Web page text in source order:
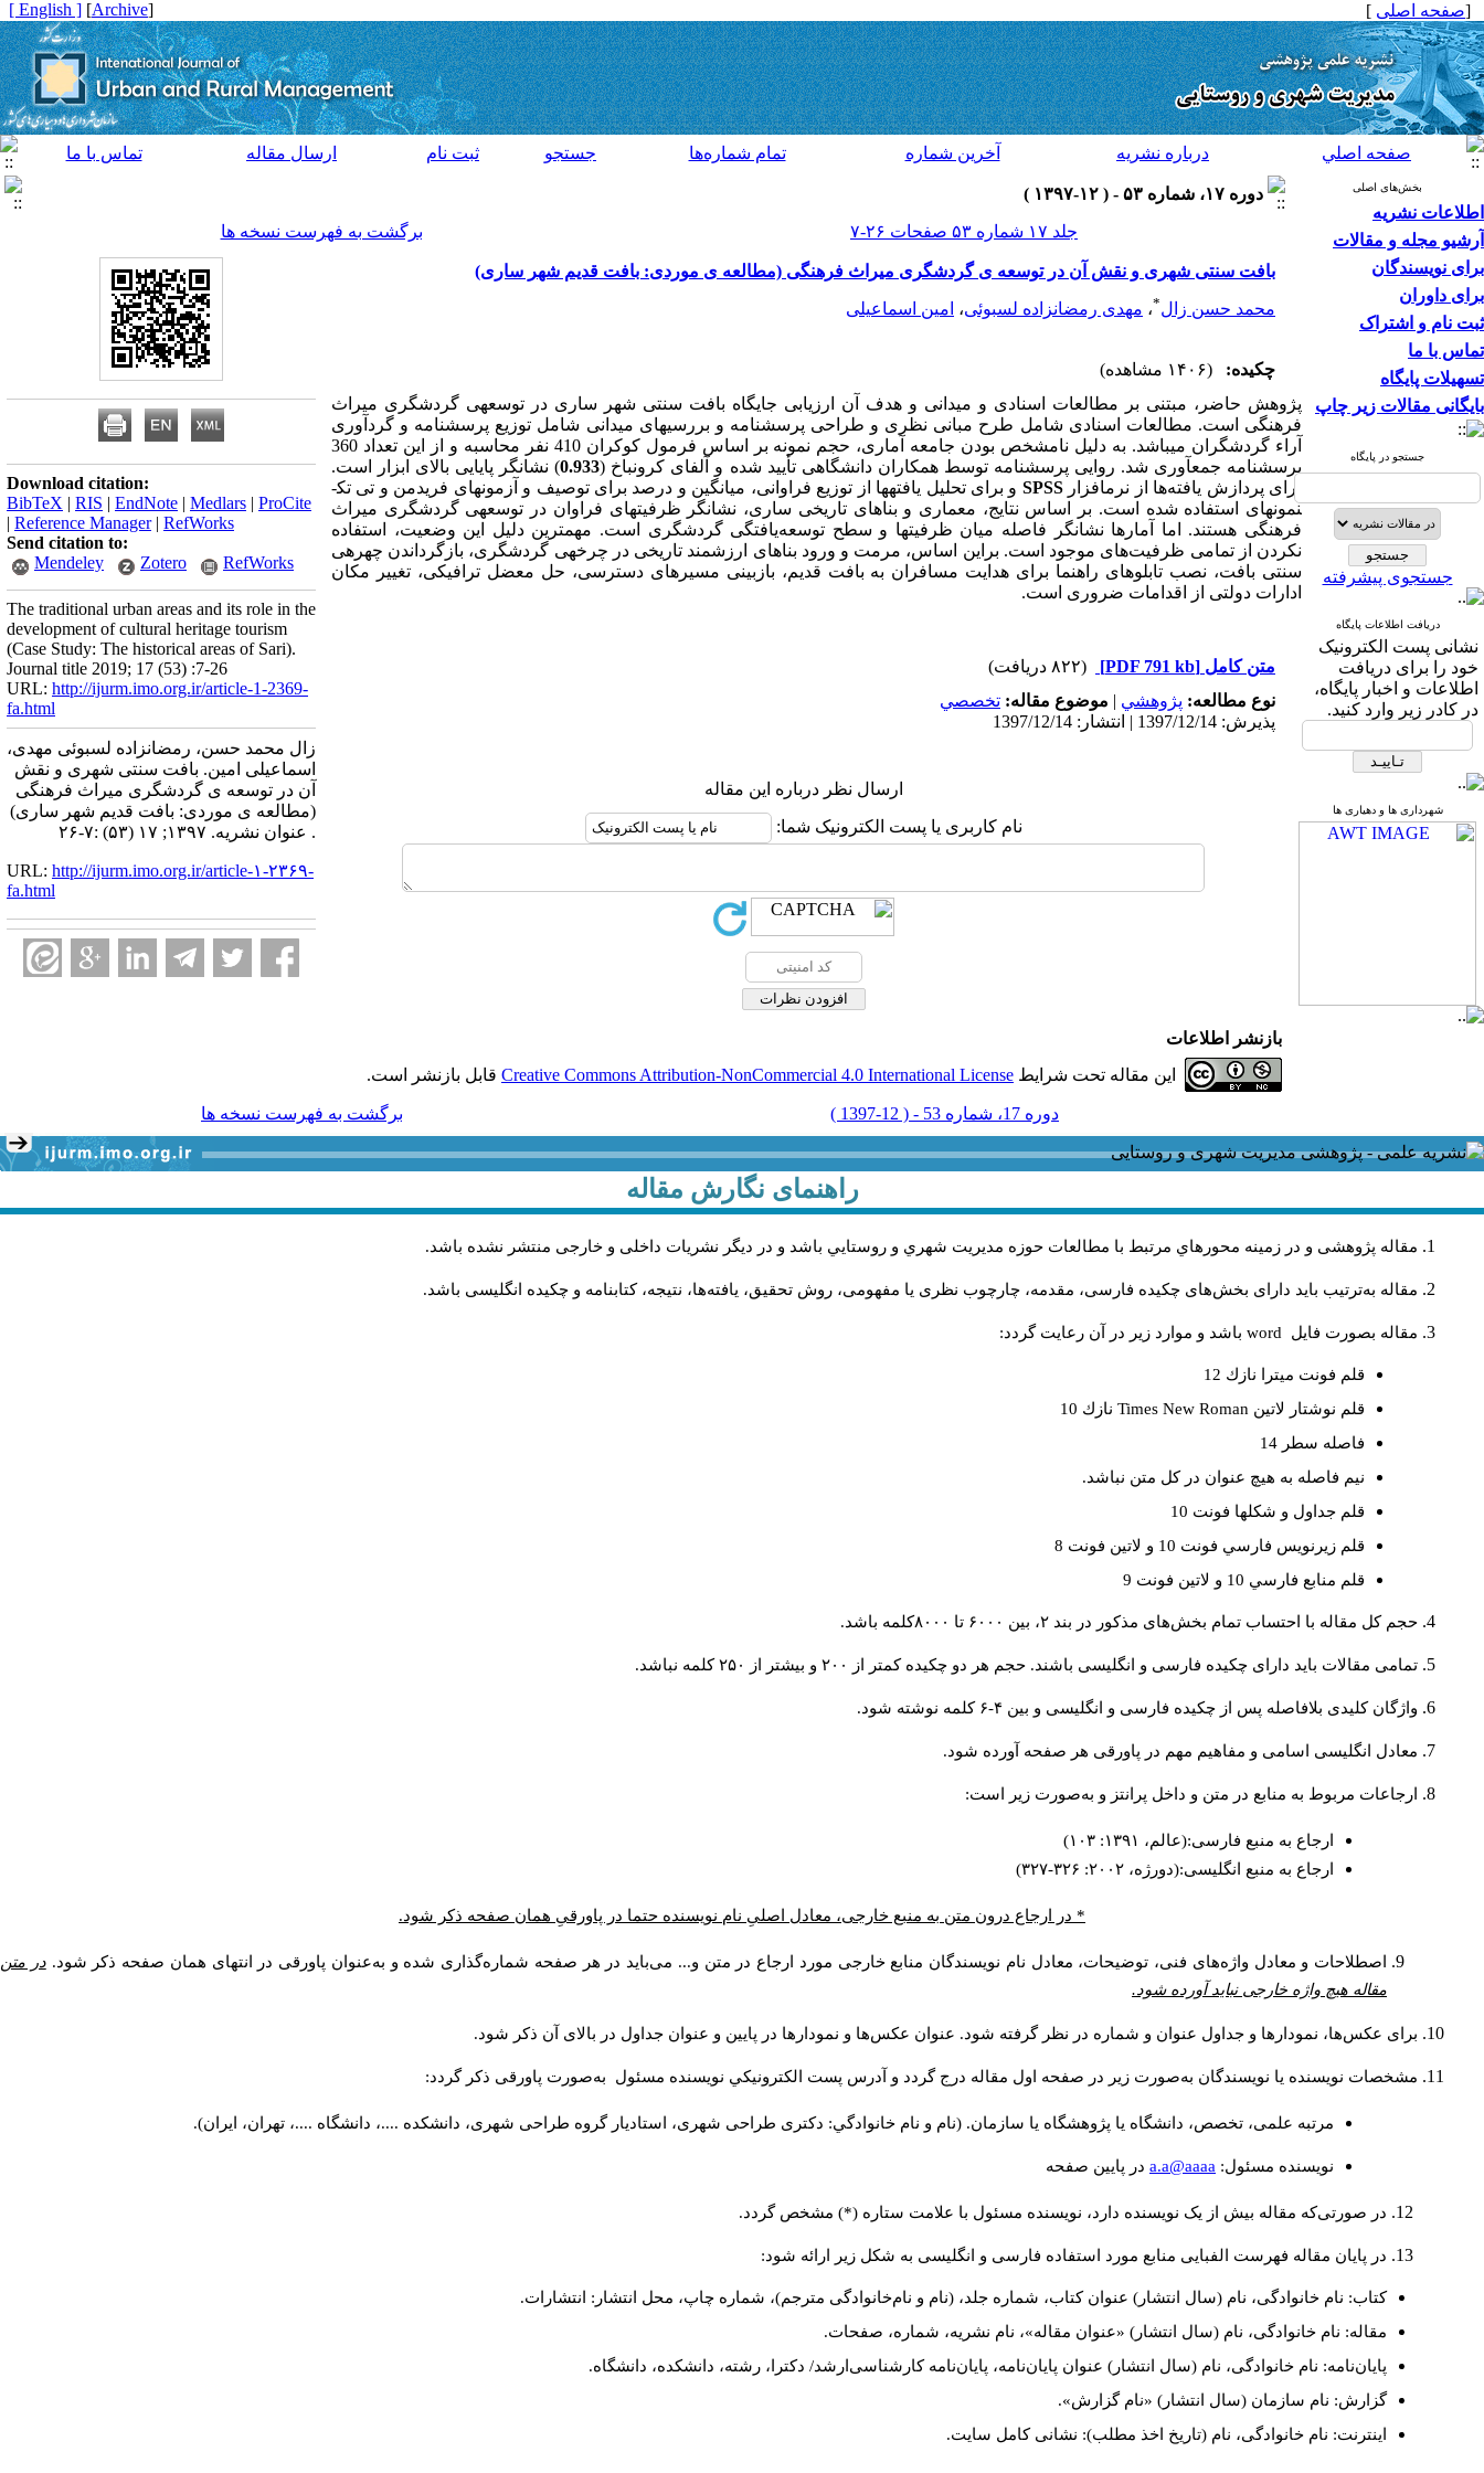
[صفحه اصلی ]
[
Archive
]
[ English ]
صفحه اصلي درباره نشريه آخرين شماره تمام شماره‌ها جستجو ثبت نام ارسال مقاله تماس با ما
بخش‌های اصلی
اطلاعات نشریه
آرشیو مجله و مقالات
برای نویسندگان
برای داوران
ثبت نام و اشتراک
تماس با ما
تسهیلات پایگاه
بایگانی مقالات زیر چاپ
جستجو در پایگاه
جستجوی پیشرفته
دریافت اطلاعات پایگاه
نشانی پست الکترونیک
خود را برای دریافت
اطلاعات و اخبار پایگاه،
در کادر زیر وارد کنید.
شهرداری ها و دهیاری ها
دوره ۱۷، شماره ۵۳ - ( ۱۲-۱۳۹۷ )
جلد ۱۷ شماره ۵۳ صفحات ۲۶-۷
برگشت به فهرست نسخه ها
بافت سنتی شهری و نقش آن در توسعه ی گردشگری میراث فرهنگی (مطالعه ی موردی: بافت قدیم شهر ساری)
محمد حسن زال*، مهدی رمضانزاده لسبوئی، امین اسماعیلی
چکیده:
(۱۴۰۶ مشاهده)
پژوهش حاضر، مبتنی بر مطالعات اسنادی و میدانی و هدف آن ارزیابی جایگاه بافت سنتی شهر ساری در توسعه­ی گردشگری میراث
فرهنگی است. مطالعات اسنادی شامل طرح مبانی نظری و طراحی پرسشنامه و بررسی­های میدانی شامل توزیع پرسشنامه و گردآوری
آراء گردشگران می­باشد. به دلیل نامشخص بودن جامعه آماری، حجم نمونه بر اساس فرمول کوکران 410 نفر محاسبه و از این تعداد 360
پرسشنامه جمع­آوری شد. روایی پرسشنامه توسط همکاران دانشگاهی تأیید شده و آلفای کرونباخ (0.933) نشانگر پایایی بالای ابزار است.
برای پردازش یافته‌ها از نرم­افزارSPSSو برای تحلیل یافته­ها از توزیع فراوانی، میانگین و درصد برای توصیف و آزمون­های فریدمن و تی تک­
نمونه­ای استفاده شده است. بر اساس نتایج، معماری و بناهای تاریخی ساری، نشانگر ظرفیت­های فراوان در توسعه­ی گردشگری میراث
فرهنگی هستند. اما آمارها نشانگر فاصله­ میان ظرفیت­ها و سطح توسعه‌یافتگی گردشگری است. مهمترین دلیل این وضعیت، استفاده
نکردن از تمامی ظرفیت‌های موجود است. براین اساس، مرمت و ورود بناهای ارزشمند تاریخی در چرخه­ی گردشگری، بازگرداندن چهره­ی
سنتی بافت، نصب تابلوهای راهنما برای هدایت مسافران به بافت قدیم، بازبینی مسیرهای دسترسی، حل معضل ترافیکی، تغییر مکان
ادارات دولتی از اقدامات ضروری است.
متن کامل [PDF 791 kb]
(۸۲۲ دریافت)
نوع مطالعه: پژوهشي | موضوع مقاله: تخصصي
پذیرش: 1397/12/14 | انتشار: 1397/12/14
ارسال نظر درباره این مقاله
نام کاربری یا پست الکترونیک شما:
Download citation:
BibTeX | RIS | EndNote | Medlars | ProCite
| Reference Manager| RefWorks
Send citation to:
Mendeley
Zotero RefWorks
The traditional urban areas and its role in the
development of cultural heritage tourism
(Case Study: The historical areas of Sari).
Journal title 2019; 17 (53) :7-26
URL: http://ijurm.imo.org.ir/article-1-2369-
fa.html
زال محمد حسن، رمضانزاده لسبوئی مهدی،
اسماعیلی امین. بافت سنتی شهری و نقش
آن در توسعه ی گردشگری میراث فرهنگی
(مطالعه ی موردی: بافت قدیم شهر ساری)
. عنوان نشریه. ۱۳۹۷; ۱۷ (۵۳) :۷-۲۶
URL: http://ijurm.imo.org.ir/article-۱-۲۳۶۹-
fa.html
بازنشر اطلاعات
این مقاله تحت شرایط Creative Commons Attribution-NonCommercial 4.0 International License قابل بازنشر است.
دوره 17، شماره 53 - ( 12-1397 ) برگشت به فهرست نسخه ها
راهنمای نگارش مقاله
مقاله پژوهشی و در زمینه محورهاي مرتبط با مطالعات حوزه مديريت شهري و روستايي باشد و در دیگر نشریات داخلی و خارجی منتشر نشده باشد.
مقاله به‌ترتیب باید دارای بخش‌های چکیده فارسی، مقدمه، چارچوب نظری یا مفهومی، روش تحقیق، یافته‌ها، نتیجه، کتابنامه و چکیده انگلیسی باشد.
مقاله بصورت فايل word باشد و موارد زير در آن رعايت گردد:
قلم فونت ميترا نازك 12
قلم نوشتار لاتين Times New Roman نازك 10
فاصله سطر 14
نيم فاصله به هيچ عنوان در كل متن نباشد.
قلم جداول و شكلها فونت 10
قلم زيرنويس فارسي فونت 10 و لاتين فونت 8
قلم منابع فارسي 10 و لاتين فونت 9
حجم کل مقاله با احتساب تمام بخش‌های مذکور در بند ۲، بین ۶۰۰۰ تا ۸۰۰۰کلمه باشد.
تمامی مقالات باید دارای چکیده فارسی و انگلیسی باشند. حجم هر دو چکیده کمتر از ۲۰۰ و بیشتر از ۲۵۰ کلمه نباشد.
واژگان کلیدی بلافاصله پس از چکیده فارسی و انگلیسی و بین ۴-۶ کلمه نوشته شود.
معادل انگلیسی اسامی و مفاهیم مهم در پاورقی هر صفحه آورده شود.
ارجاعات مربوط به منابع در متن و داخل پرانتز و به‌صورت زیر است:
ارجاع به منبع فارسی:(عالم، ۱۳۹۱: ۱۰۳)
ارجاع به منبع انگلیسی:(دورژه، ۲۰۰۲: ۳۲۶-۳۲۷)
* در ارجاع درون متن به منبع خارجی، معادل اصلیِ نام نویسنده حتما در پاورقیِ همان صفحه ذکر شود.
اصطلاحات و معادل واژه‌های فنی، توضیحات، معادل نام نویسندگان منابع خارجی مورد ارجاع در متن و... می‌باید در هر صفحه شماره‌گذاری شده و به‌عنوان پاورقی در انتهای همان صفحه ذکر شود. در متن
مقاله هیچ واژه خارجی نباید آورده شود.
برای عکس‌ها، نمودارها و جداول عنوان و شماره در نظر گرفته شود. عنوان عکس‌ها و نمودارها در پایین و عنوان جداول در بالای آن ذکر شود.
مشخصات نویسنده یا نویسندگان به‌صورت زیر در صفحه اول مقاله درج گردد و آدرس پست الكترونيكي نويسنده مسئول به‌صورت پاورقی ذکر گردد:
مرتبه علمی، تخصص، دانشگاه یا پژوهشگاه یا سازمان. (نام و نام خانوادگي: دکتری طراحی شهری، استادیار گروه طراحی شهری، دانشکده ....، دانشگاه ....، تهران، ایران).
نويسنده مسئول: a.a@aaaa در پايين صفحه
در صورتی‌که مقاله بیش از یک نویسنده دارد، نویسنده مسئول با علامت ستاره (*) مشخص گردد.
در پایان مقاله فهرست الفبایی منابع مورد استفاده فارسی و انگلیسی به شکل زیر ارائه شود:
کتاب: نام خانوادگی، نام (سال انتشار) عنوان کتاب، شماره جلد، (نام و نام‌خانوادگی مترجم)، شماره چاپ، محل انتشار: انتشارات.
مقاله: نام خانوادگی، نام (سال انتشار) «عنوان مقاله»، نام نشریه، شماره، صفحات.
پایان‌نامه: نام خانوادگی، نام (سال انتشار) عنوان پایان‌نامه، پایان‌نامه کارشناسی‌ارشد/ دکترا، رشته، دانشکده، دانشگاه.
گزارش: نام سازمان (سال انتشار) «نام گزارش».
اینترنت: نام خانوادگی، نام (تاریخ اخذ مطلب): نشانی کامل سایت.